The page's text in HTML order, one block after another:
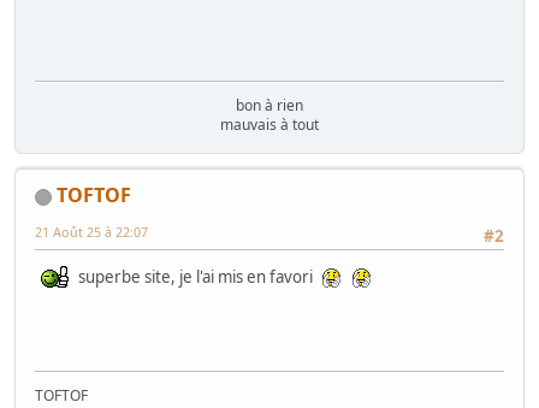
bon à rien
mauvais à tout
TOFTOF
#2
21 Août 25 à 22:07
superbe site, je l'ai mis en favori
TOFTOF